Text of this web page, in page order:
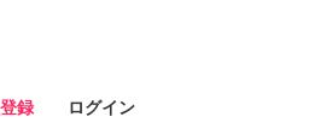
録 ログイン